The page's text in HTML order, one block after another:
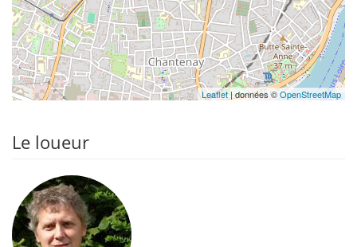
Leaflet| données ©OpenStreetMap
Le loueur